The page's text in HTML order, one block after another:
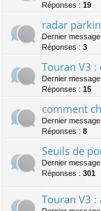
Réponses : 19
radar
Dernier
Réponses : 3
Touran V3
Dernier
Réponses : 15
comment
Dernier
Réponses : 8
Seuils de
Dernier
Réponses : 301
Touran V3 :